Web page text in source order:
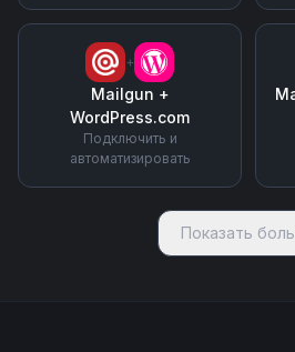
+
Mailgun +
WordPress.com
Подключить и
автоматизировать
Показать